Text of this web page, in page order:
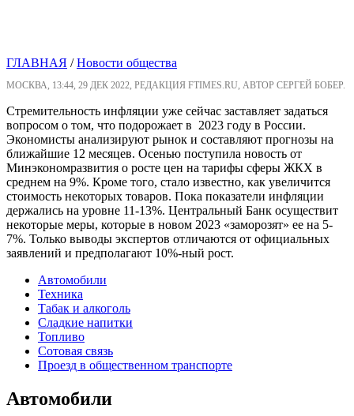
ГЛАВНАЯ /Новости общества
МОСКВА, 13:44, 29 ДЕК 2022, РЕДАКЦИЯ FTIMES.RU, АВТОР СЕРГЕЙ БОБЕР.
Стремительность инфляции уже сейчас заставляет задаться
вопросом о том, что подорожает в 2023 году в России.
Экономисты анализируют рынок и составляют прогнозы на
ближайшие 12 месяцев. Осенью поступила новость от
Минэкономразвития о росте цен на тарифы сферы ЖКХ в
среднем на 9%. Кроме того, стало известно, как увеличится
стоимость некоторых товаров. Пока показатели инфляции
держались на уровне 11-13%. Центральный Банк осуществит
некоторые меры, которые в новом 2023 «заморозят» ее на 5-
7%. Только выводы экспертов отличаются от официальных
заявлений и предполагают 10%-ный рост.
Автомобили
Техника
Табак и алкоголь
Сладкие напитки
Топливо
Сотовая связь
Проезд в общественном транспорте
Автомобили